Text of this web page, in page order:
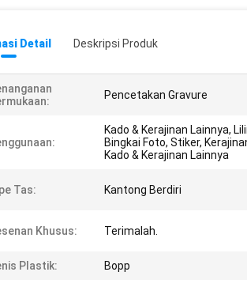
Detail Deskripsi Produk
Pencetakan Gravure
Kado & Kerajinan Lainnya,
Bingkai Foto, Stiker,
Kado & Kerajinan Lainnya
Tas: Kantong Berdiri
Khusus: Terimalah.
Plastik: Bopp